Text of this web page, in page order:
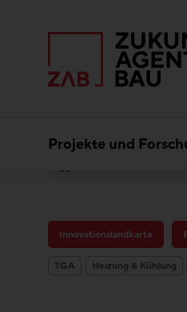
Projekte und
Innovationslandkarte
TGA Heizung & Kühlung